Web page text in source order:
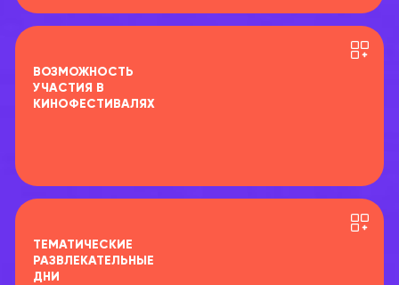
ВОЗМОЖНОСТЬ
УЧАСТИЯ В
КИНОФЕСТИВАЛЯХ
ТЕМАТИЧЕСКИЕ
РАЗВЛЕКАТЕЛЬНЫЕ
ДНИ